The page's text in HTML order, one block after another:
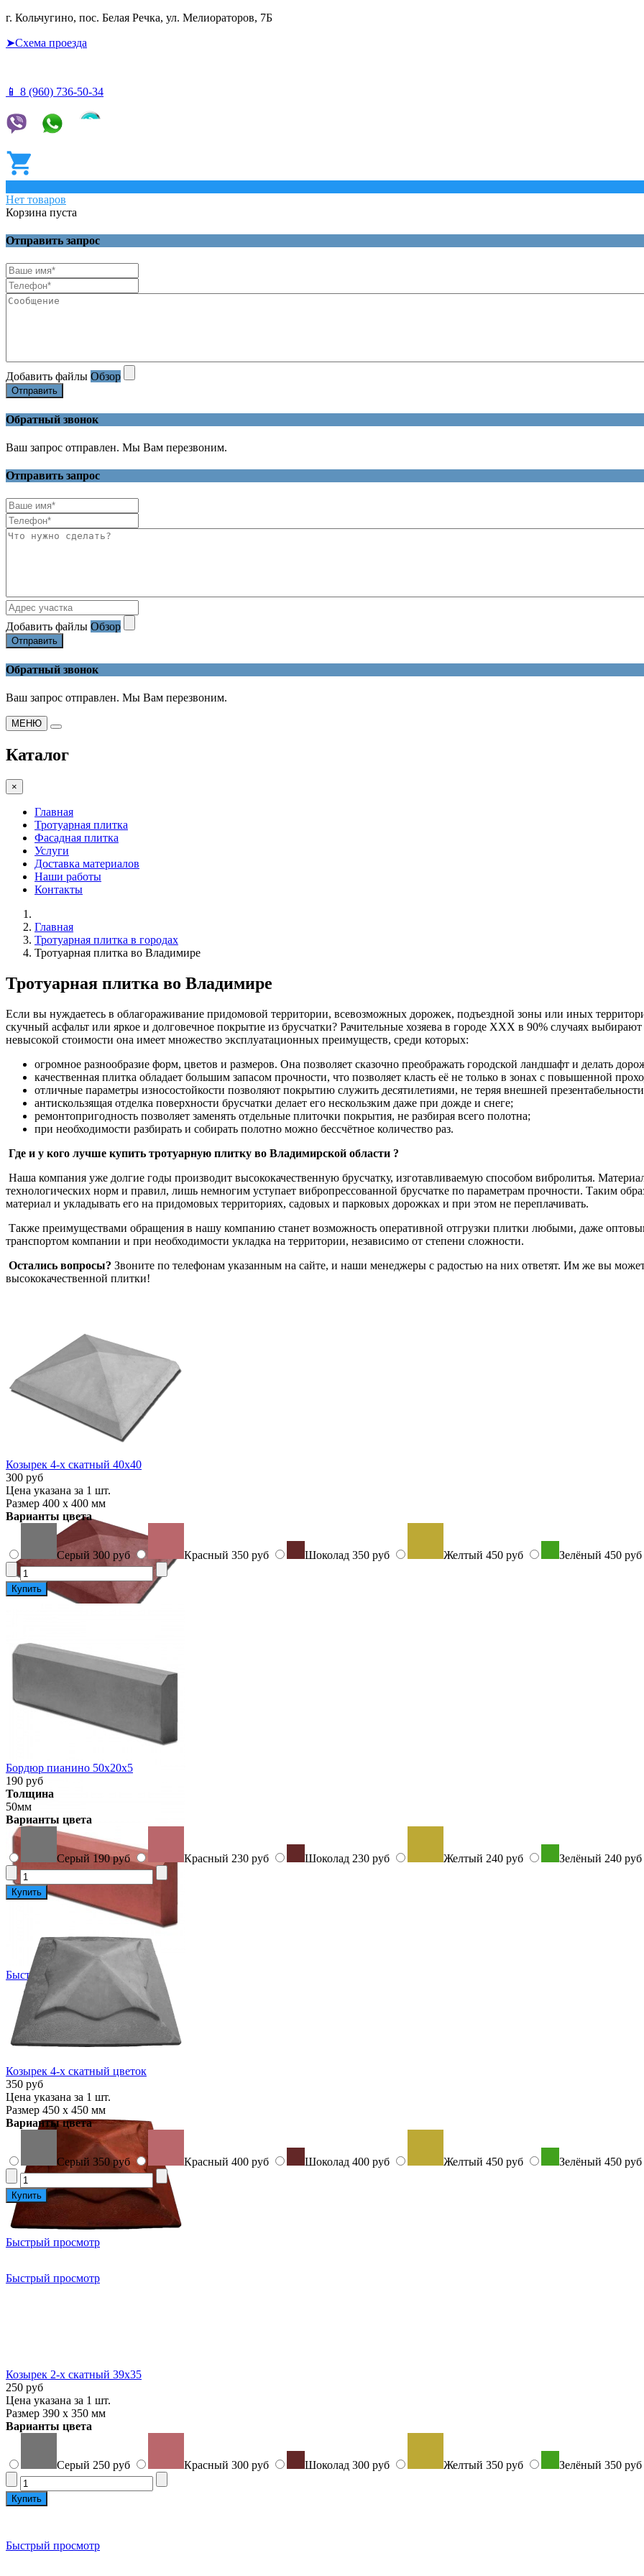
г. Кольчугино, пос. Белая Речка, ул. Мелиораторов, 7Б
➤Схема проезда
📱 8 (960) 736-50-34
Нет товаров
Корзина пуста
Отправить запрос
Добавить файлы Обзор
Отправить
Обратный звонок
Ваш запрос отправлен. Мы Вам перезвоним.
Отправить запрос
Добавить файлы Обзор
Отправить
Обратный звонок
Ваш запрос отправлен. Мы Вам перезвоним.
МЕНЮ
Каталог
×
Главная
Тротуарная плитка
Фасадная плитка
Услуги
Доставка материалов
Наши работы
Контакты
Главная
Тротуарная плитка в городах
Тротуарная плитка во Владимире
Тротуарная плитка во Владимире
Если вы нуждаетесь в облагораживание придомовой территории, всевозможных дорожек, подъездной зоны или иных
скучный асфальт или яркое и долговечное покрытие из брусчатки? Рачительные хозяева в городе XXX в 90% случаях
невысокой стоимости она имеет множество эксплуатационных преимуществ, среди которых:
огромное разнообразие форм, цветов и размеров. Она позволяет сказочно преображать городской ландшафт и делать
качественная плитка обладает большим запасом прочности, что позволяет класть её не только в зонах с повышенной
отличные параметры износостойкости позволяют покрытию служить десятилетиями, не теряя внешней
антискользящая отделка поверхности брусчатки делает его нескользким даже при дожде и снеге;
ремонтопригодность позволяет заменять отдельные плиточки покрытия, не разбирая всего полотна;
при необходимости разбирать и собирать полотно можно бессчётное количество раз.
Где и у кого лучше купить тротуарную плитку во Владимирской области ?
Наша компания уже долгие годы производит высококачественную брусчатку, изготавливаемую способом вибролитья.
технологических норм и правил, лишь немногим уступает вибропрессованной брусчатке по параметрам прочности. Таким
материал и укладывать его на придомовых территориях, садовых и парковых дорожках и при этом не переплачивать.
Также преимуществами обращения в нашу компанию станет возможность оперативной отгрузки плитки любыми, даже
транспортом компании и при необходимости укладка на территории, независимо от степени сложности.
Остались вопросы? Звоните по телефонам указанным на сайте, и наши менеджеры с радостью на них ответят. Им же вы
высококачественной плитки!
Быстрый просмотр
Козырек 4-х скатный 40х40
300 руб
Цена указана за 1 шт.
Размер 400 х 400 мм
Варианты цвета
Серый 300 руб Красный 350 руб Шоколад 350 руб Желтый 450 руб Зелёный 450 руб
Быстрый просмотр
Бордюр пианино 50x20x5
190 руб
Толщина
50мм
Варианты цвета
Серый 190 руб Красный 230 руб Шоколад 230 руб Желтый 240 руб Зелёный 240 руб
Быстрый просмотр
Козырек 4-х скатный цветок
350 руб
Цена указана за 1 шт.
Размер 450 х 450 мм
Варианты цвета
Серый 350 руб Красный 400 руб Шоколад 400 руб Желтый 450 руб Зелёный 450 руб
Быстрый просмотр
Козырек 2-х скатный 39х35
250 руб
Цена указана за 1 шт.
Размер 390 х 350 мм
Варианты цвета
Серый 250 руб Красный 300 руб Шоколад 300 руб Желтый 350 руб Зелёный 350 руб
Быстрый просмотр